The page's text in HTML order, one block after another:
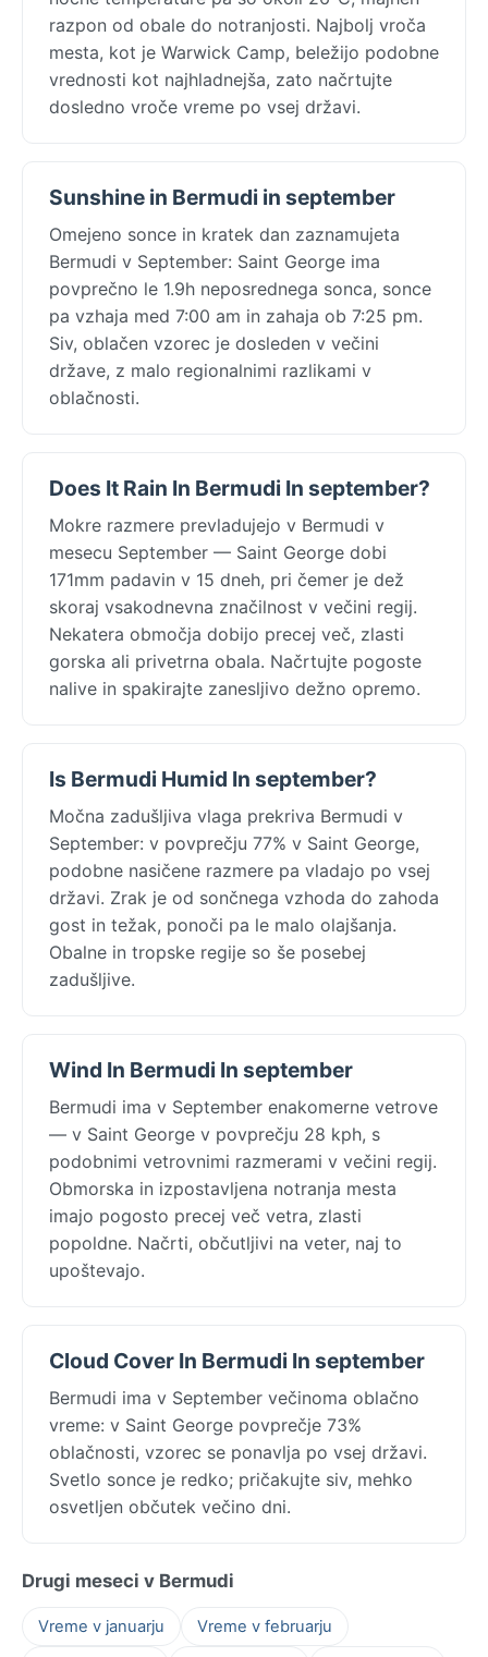
razpon od obale do notranjosti. Najbolj vroča
mesta, kot je Warwick Camp, beležijo podobne
vrednosti kot najhladnejša, zato načrtujte
dosledno vroče vreme po vsej državi.
Sunshine in Bermudi in september
Omejeno sonce in kratek dan zaznamujeta
Bermudi v September: Saint George ima
povprečno le 1.9h neposrednega sonca, sonce
pa vzhaja med 7:00 am in zahaja ob 7:25 pm.
Siv, oblačen vzorec je dosleden v večini
države, z malo regionalnimi razlikami v
oblačnosti.
Does It Rain In Bermudi In september?
Mokre razmere prevladujejo v Bermudi v
mesecu September — Saint George dobi
171mm padavin v 15 dneh, pri čemer je dež
skoraj vsakodnevna značilnost v večini regij.
Nekatera območja dobijo precej več, zlasti
gorska ali privetrna obala. Načrtujte pogoste
nalive in spakirajte zanesljivo dežno opremo.
Is Bermudi Humid In september?
Močna zadušljiva vlaga prekriva Bermudi v
September: v povprečju 77% v Saint George,
podobne nasičene razmere pa vladajo po vsej
državi. Zrak je od sončnega vzhoda do zahoda
gost in težak, ponoči pa le malo olajšanja.
Obalne in tropske regije so še posebej
zadušljive.
Wind In Bermudi In september
Bermudi ima v September enakomerne vetrove
— v Saint George v povprečju 28 kph, s
podobnimi vetrovnimi razmerami v večini regij.
Obmorska in izpostavljena notranja mesta
imajo pogosto precej več vetra, zlasti
popoldne. Načrti, občutljivi na veter, naj to
upoštevajo.
Cloud Cover In Bermudi In september
Bermudi ima v September večinoma oblačno
vreme: v Saint George povprečje 73%
oblačnosti, vzorec se ponavlja po vsej državi.
Svetlo sonce je redko; pričakujte siv, mehko
osvetljen občutek večino dni.
Drugi meseci v Bermudi
Vreme v januarju
Vreme v februarju